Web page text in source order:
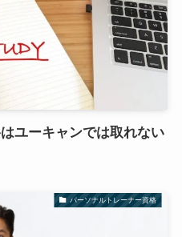
ユーキャンでは取れない
パーソナルトレーナー資格